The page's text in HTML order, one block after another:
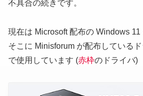
不具合の続きです。
現在は Microsoft 配布の Windows
そこに Minisforum が配布している
で使用しています (赤枠のドライバ)